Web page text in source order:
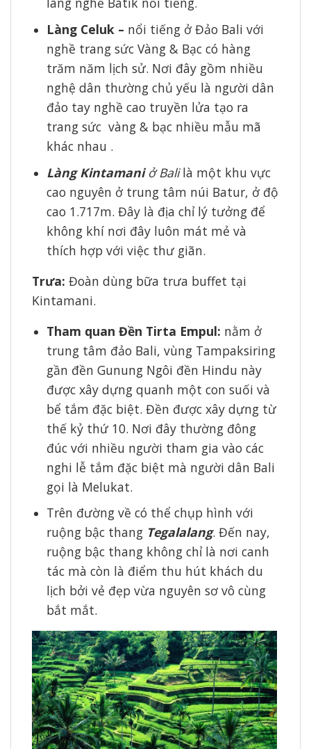
Làng Celuk – nổi tiếng ở Đảo Bali với
nghề trang sức Vàng & Bạc có hàng
trăm năm lịch sử. Nơi đây gồm nhiều
nghệ dân thường chủ yếu là người dân
đảo tay nghề cao truyền lửa tạo ra
trang sức vàng & bạc nhiều mẫu mã
khác nhau .
Làng Kintamaniở Balilà một khu vực
cao nguyên ở trung tâm núi Batur, ở độ
cao 1.717m. Đây là địa chỉ lý tưởng để
không khí nơi đây luôn mát mẻ và
thích hợp với việc thư giãn.
Trưa: Đoàn dùng bữa trưa buffet tại
Kintamani.
Tham quan Đền Tirta Empul: nằm ở
trung tâm đảo Bali, vùng Tampaksiring
gần đền Gunung Ngôi đền Hindu này
được xây dựng quanh một con suối và
bể tắm đặc biệt. Đền được xây dựng từ
thế kỷ thứ 10. Nơi đây thường đông
đúc với nhiều người tham gia vào các
nghi lễ tắm đặc biệt mà người dân Bali
gọi là Melukat.
Trên đường về có thể chụp hình với
ruộng bậc thang Tegalalang. Đến nay,
ruộng bậc thang không chỉ là nơi canh
tác mà còn là điểm thu hút khách du
lịch bởi vẻ đẹp vừa nguyên sơ vô cùng
bắt mắt.